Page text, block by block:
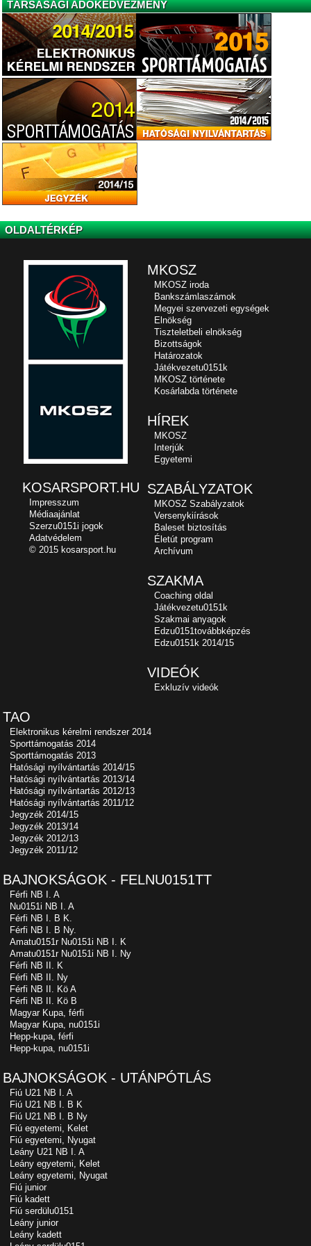
TÁRSASÁGI ADÓKEDVEZMÉNY
OLDALTÉRKÉP
MKOSZ
MKOSZ iroda
Bankszámlaszámok
Megyei szervezeti egységek
Elnökség
Tiszteletbeli elnökség
Bizottságok
Határozatok
Játékvezetu0151k
MKOSZ története
Kosárlabda története
HÍREK
MKOSZ
Interjúk
Egyetemi
SZABÁLYZATOK
MKOSZ Szabályzatok
Versenykiírások
Baleset biztosítás
Életút program
Archívum
SZAKMA
Coaching oldal
Játékvezetu0151k
Szakmai anyagok
Edzu0151továbbképzés
Edzu0151k 2014/15
VIDEÓK
Exkluzív videók
TAO
Elektronikus kérelmi rendszer 2014
Sporttámogatás 2014
Sporttámogatás 2013
Hatósági nyílvántartás 2014/15
Hatósági nyílvántartás 2013/14
Hatósági nyílvántartás 2012/13
Hatósági nyílvántartás 2011/12
Jegyzék 2014/15
Jegyzék 2013/14
Jegyzék 2012/13
Jegyzék 2011/12
BAJNOKSÁGOK - FELNU0151TT
Férfi NB I. A
Nu0151i NB I. A
Férfi NB I. B K.
Férfi NB I. B Ny.
Amatu0151r Nu0151i NB I. K
Amatu0151r Nu0151i NB I. Ny
Férfi NB II. K
Férfi NB II. Ny
Férfi NB II. Kö A
Férfi NB II. Kö B
Magyar Kupa, férfi
Magyar Kupa, nu0151i
Hepp-kupa, férfi
Hepp-kupa, nu0151i
BAJNOKSÁGOK - UTÁNPÓTLÁS
Fiú U21 NB I. A
Fiú U21 NB I. B K
Fiú U21 NB I. B Ny
Fiú egyetemi, Kelet
Fiú egyetemi, Nyugat
Leány U21 NB I. A
Leány egyetemi, Kelet
Leány egyetemi, Nyugat
Fiú junior
Fiú kadett
Fiú serdülu0151
Leány junior
Leány kadett
KOSARSPORT.HU
Impresszum
Médiaajánlat
Szerzu0151i jogok
Adatvédelem
© 2015 kosarsport.hu